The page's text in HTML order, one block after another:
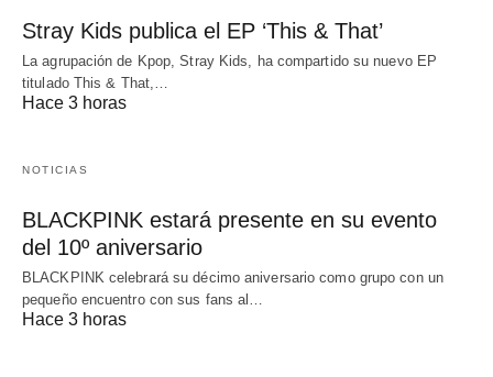
Stray Kids publica el EP ‘This & That’
La agrupación de Kpop, Stray Kids, ha compartido su nuevo EP
titulado This & That,…
Hace 3 horas
NOTICIAS
BLACKPINK estará presente en su evento
del 10º aniversario
BLACKPINK celebrará su décimo aniversario como grupo con un
pequeño encuentro con sus fans al…
Hace 3 horas